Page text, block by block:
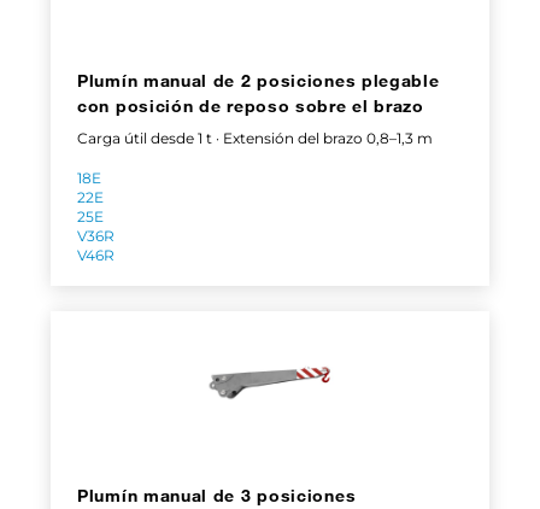
Plumín manual de 2 posiciones plegable
con posición de reposo sobre el brazo
Carga útil desde 1 t · Extensión del brazo 0,8–1,3 m
18E
22E
25E
V36R
V46R
Plumín manual de 3 posiciones